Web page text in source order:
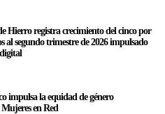
Hierro registra crecimiento del cinco por
al segundo trimestre de 2026 impulsado
impulsa la equidad de género
en Red